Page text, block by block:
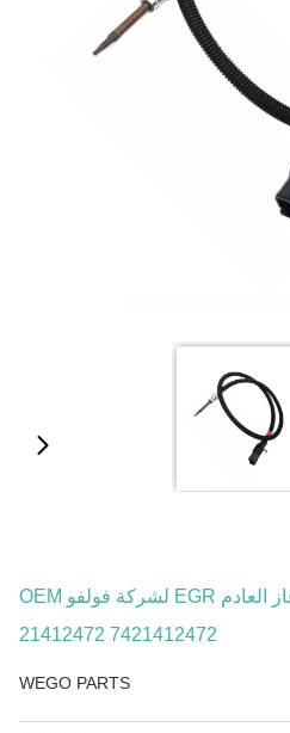
مستشعر درجة حرارة غاز العادم EGR لشركة فولفو OEM
21412472 7421412472
WEGO PARTS